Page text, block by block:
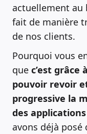
actuellement au
fait de manière
de nos clients.
Pourquoi vous
que c’est grâce
pouvoir revoir
progressive la
des
avons déjà